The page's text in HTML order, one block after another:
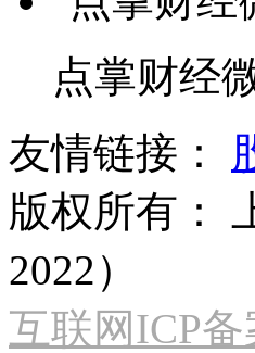
点掌财经
友情链接：
版权所有：
2022）
互联网ICP备